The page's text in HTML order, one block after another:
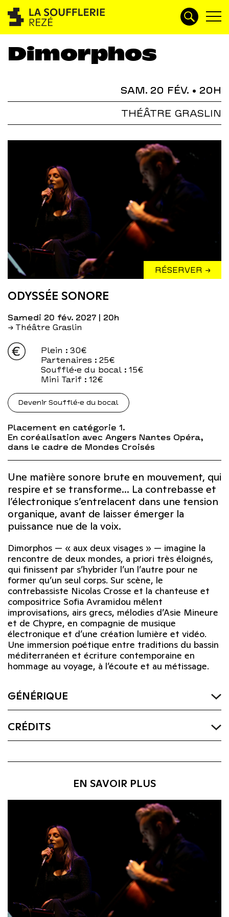
Dimorphos
SAM. 20 FÉV. • 20H
THÉÂTRE GRASLIN
RÉSERVER →
ODYSSÉE SONORE
samedi 20 fév. 2027 | 20h
→ Théâtre Graslin
Plein : 30€
Partenaires : 25€
Soufflé·e du bocal : 15€
Mini Tarif : 12€
Devenir Soufflé·e du bocal
Placement en catégorie 1.
En coréalisation avec Angers Nantes Opéra,
dans le cadre de Mondes Croisés
Une matière sonore brute en mouvement, qui
respire et se transforme... La contrebasse et
l’électronique s’entrelacent dans une tension
organique, avant de laisser émerger la
puissance nue de la voix.
Dimorphos — « aux deux visages » — imagine la
rencontre de deux mondes, a priori très éloignés,
qui finissent par s’hybrider l’un l’autre pour ne
former qu’un seul corps. Sur scène, le
contrebassiste Nicolas Crosse et la chanteuse et
compositrice Sofia Avramidou mêlent
improvisations, airs grecs, mélodies d’Asie Mineure
et de Chypre, en compagnie de musique
électronique et d’une création lumière et vidéo.
Une immersion poétique entre traditions du bassin
méditerranéen et écriture contemporaine en
hommage au voyage, à l’écoute et au métissage.
GÉNÉRIQUE
CRÉDITS
EN SAVOIR PLUS